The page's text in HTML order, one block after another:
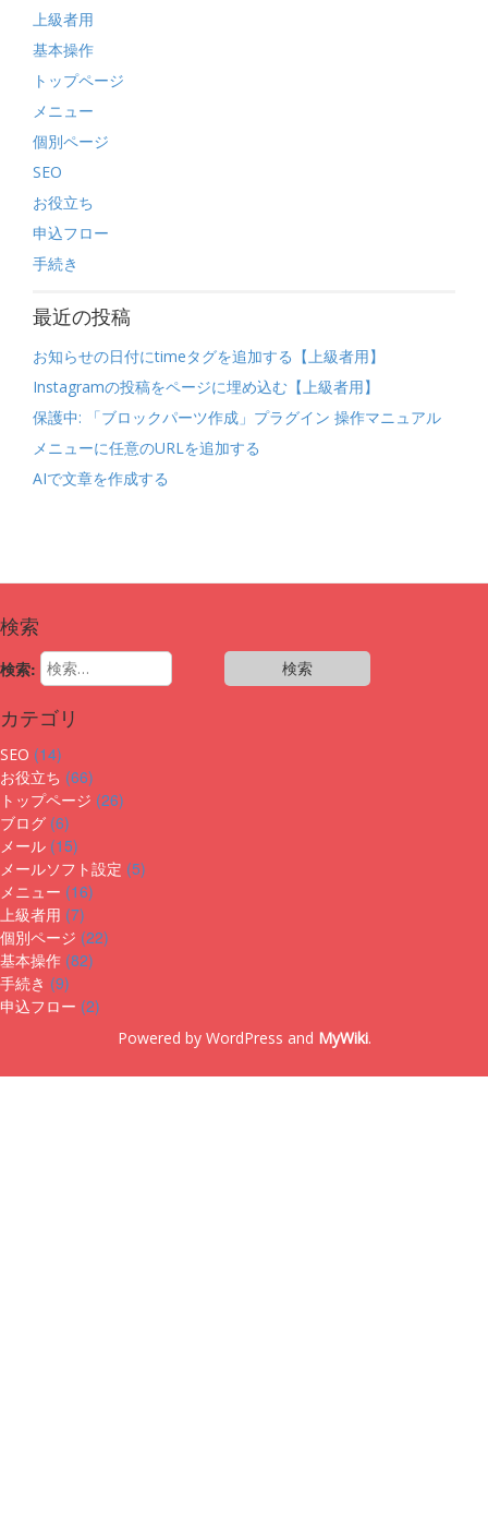
最近の投稿
お知らせの日付にtimeタグを追加する【上級者用】
Instagramの投稿をページに埋め込む【上級者用】
保護中: 「ブロックパーツ作成」プラグイン 操作マニュアル
メニューに任意のURLを追加する
AIで文章を作成する
SEO
お役立ち
トップページ
メニュー
上級者用
個別ページ
基本操作
手続き
申込フロー
検索
検索:
カテゴリ
SEO (14)
お役立ち (66)
トップページ (26)
ブログ (6)
メール (15)
メールソフト設定 (5)
メニュー (16)
上級者用 (7)
個別ページ (22)
基本操作 (82)
手続き (9)
申込フロー (2)
Powered by WordPress and MyWiki.